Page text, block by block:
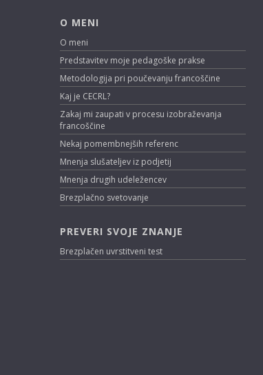
O MENI
O meni
Predstavitev moje pedagoške prakse
Metodologija pri poučevanju francoščine
Kaj je CECRL?
Zakaj mi zaupati v procesu izobraževanja
francoščine
Nekaj pomembnejših referenc
Mnenja slušateljev iz podjetij
Mnenja drugih udeležencev
Brezplačno svetovanje
PREVERI SVOJE ZNANJE
Brezplačen uvrstitveni test